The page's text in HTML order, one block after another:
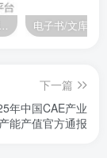
螺栓上的8.8、A2-70是什么意思？ 电子书/文库
下一篇
年中国CAE产业
产能产值官方通报